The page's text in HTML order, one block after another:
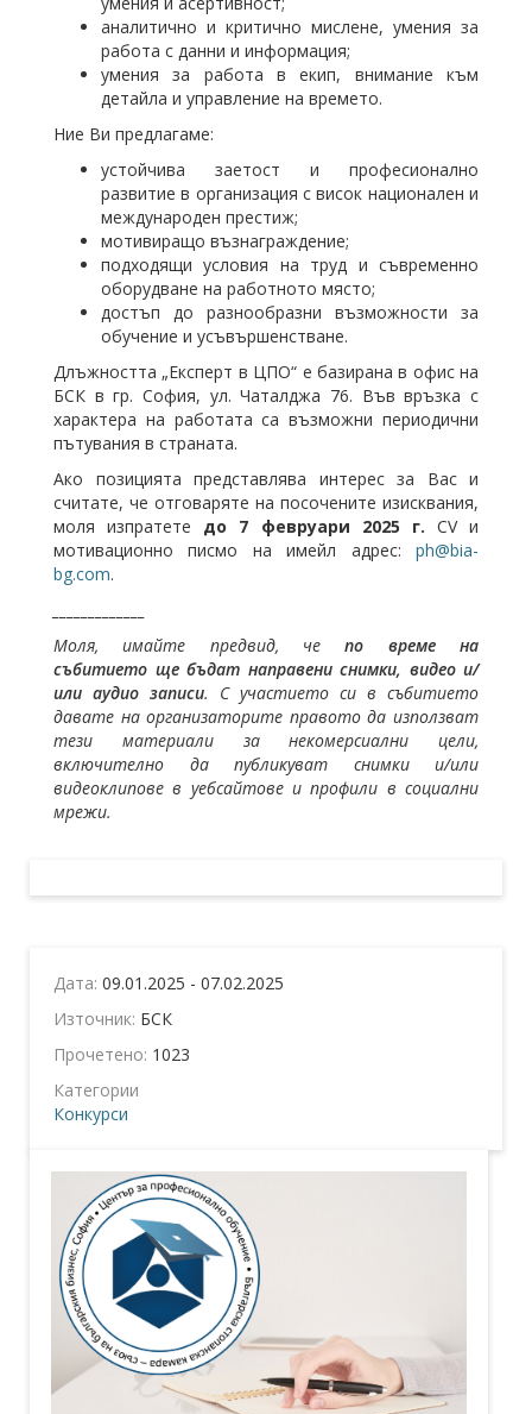
аналитично и критично мислене, умения за
работа с данни и информация;
умения за работа в екип, внимание към
детайла и управление на времето.
Ние Ви предлагаме:
устойчива заетост и професионално
развитие в организация с висок национален и
международен престиж;
мотивиращо възнаграждение;
подходящи условия на труд и съвременно
оборудване на работното място;
достъп до разнообразни възможности за
обучение и усъвършенстване.
Длъжността „Експерт в ЦПО“ е базирана в офис на
БСК в гр. София, ул. Чаталджа 76. Във връзка с
характера на работата са възможни периодични
пътувания в страната.
Ако позицията представлява интерес за Вас и
считате, че отговаряте на посочените изисквания,
моля изпратете до 7 февруари 2025 г. CV и
мотивационно писмо на имейл адрес: ph@bia-
bg.com.
Моля, имайте предвид, чепо време на
събитието ще бъдат направени снимки, видео и/
или аудио записи. С участието си в събитието
давате на организаторите правото да използват
тези материали за некомерсиални цели,
включително да публикуват снимки и/или
видеоклипове в уебсайтове и профили в социални
мрежи.
Дата: 09.01.2025 - 07.02.2025
Източник: БСК
Прочетено: 1023
Категории
Конкурси